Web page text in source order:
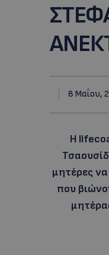
8 Μαΐου,
Η
μητέρες
που